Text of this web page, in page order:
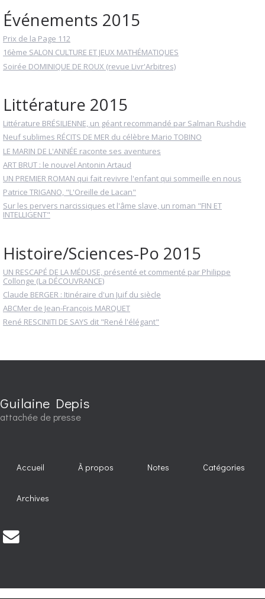
Événements 2015
Prix de la Page 112
16ème SALON CULTURE ET JEUX MATHÉMATIQUES
Soirée DOMINIQUE DE ROUX (revue Livr'Arbitres)
Littérature 2015
Littérature BRÉSILIENNE, un géant recommandé par Salman Rushdie
Neuf sublimes RÉCITS DE MER du célèbre Mario TOBINO
LE MARIN DE L'ANNÉE raconte ses aventures
ART BRUT : le nouvel Antonin Artaud
UN PREMIER ROMAN qui fait revivre l'enfant qui sommeille en nous
Patrice TRIGANO, "L'Oreille de Lacan"
Sur les pervers narcissiques et l'âme slave, un roman "FIN ET
INTELLIGENT"
Histoire/Sciences-Po 2015
UN RESCAPÉ DE LA MÉDUSE, présenté et commenté par Philippe
Collonge (La DÉCOUVRANCE)
Claude BERGER : Itinéraire d'un Juif du siècle
ABCMer de Jean-François MARQUET
René RESCINITI DE SAYS dit "René l'élégant"
Guilaine Depis
attachée de presse
Accueil À propos Notes Catégories
Archives